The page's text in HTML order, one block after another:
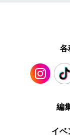
各
編
イベ